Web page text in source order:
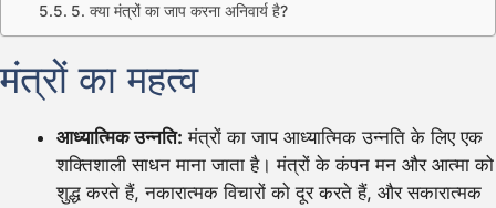
5. क्या मंत्रों का जाप करना अनिवार्य है?
मंत्रों का महत्व
आध्यात्मिक उन्नति: मंत्रों का जाप आध्यात्मिक उन्नति के लिए एक
शक्तिशाली साधन माना जाता है। मंत्रों के कंपन मन और आत्मा को
शुद्ध करते हैं, नकारात्मक विचारों को दूर करते हैं, और सकारात्मक